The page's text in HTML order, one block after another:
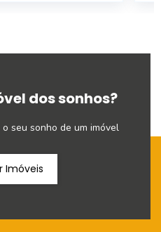
dos sonhos?
seu sonho de um imóvel
Imóveis